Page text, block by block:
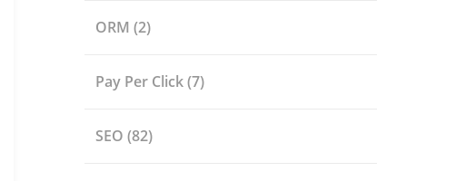
ORM (2)
Pay Per Click(7)
SEO (82)